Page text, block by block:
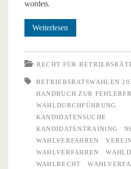
worden.
Weiterlesen
–
Handbuch
zur
fehlerfreien
Wahldurchführung
RECHT FÜR
BETRIEBSRATSWAHLEN
HANDBUCH ZUR
WAHLDURCHFÜHRUNG
KANDIDATENSUCHE
KANDIDATENTRAINING
WAHLVERFAHREN
WAHLVERFAHREN
WAHLRECHT